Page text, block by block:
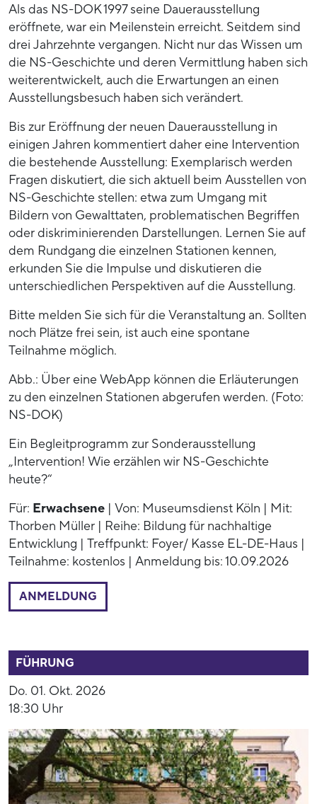
Als das NS-DOK 1997 seine Dauerausstellung
eröffnete, war ein Meilenstein erreicht. Seitdem sind
drei Jahrzehnte vergangen. Nicht nur das Wissen um
die NS-Geschichte und deren Vermittlung haben sich
weiterentwickelt, auch die Erwartungen an einen
Ausstellungsbesuch haben sich verändert.
Bis zur Eröffnung der neuen Dauerausstellung in
einigen Jahren kommentiert daher eine Intervention
die bestehende Ausstellung: Exemplarisch werden
Fragen diskutiert, die sich aktuell beim Ausstellen von
NS-Geschichte stellen: etwa zum Umgang mit
Bildern von Gewalttaten, problematischen Begriffen
oder diskriminierenden Darstellungen. Lernen Sie auf
dem Rundgang die einzelnen Stationen kennen,
erkunden Sie die Impulse und diskutieren die
unterschiedlichen Perspektiven auf die Ausstellung.
Bitte melden Sie sich für die Veranstaltung an. Sollten
noch Plätze frei sein, ist auch eine spontane
Teilnahme möglich.
Abb.: Über eine WebApp können die Erläuterungen
zu den einzelnen Stationen abgerufen werden. (Foto:
NS-DOK)
Ein Begleitprogramm zur Sonderausstellung
„Intervention! Wie erzählen wir NS-Geschichte
heute?“
Für: Erwachsene | Von: Museumsdienst Köln | Mit:
Thorben Müller | Reihe: Bildung für nachhaltige
Entwicklung | Treffpunkt: Foyer/ Kasse EL-DE-Haus |
Teilnahme: kostenlos | Anmeldung bis: 10.09.2026
ANMELDUNG
FÜHRUNG
Do. 01. Okt. 2026
18:30 Uhr